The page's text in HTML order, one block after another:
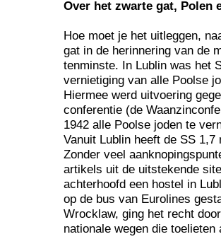
Over het zwarte gat, Polen
Hoe moet je het uitleggen,
gat in de herinnering van de
tenminste. In Lublin was het
vernietiging van alle Poolse
Hiermee werd uitvoering
conferentie (de
1942 alle Poolse joden te
Vanuit Lublin heeft de SS
Zonder veel
artikels uit de uitstekende
achterhoofd een hostel in
op de bus van Eurolines
Wrocklaw, ging het recht
nationale wegen die